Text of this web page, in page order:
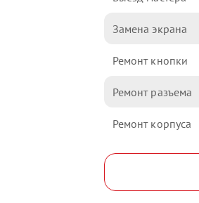
Замена экрана
Ремонт кнопки
Ремонт разъема
Ремонт корпуса